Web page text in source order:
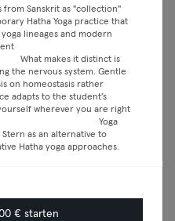
levels/english)
from Sanskrit as "collection"
Hatha Yoga practice that
lineages and modern
it distinct is
the nervous system. Gentle
on homeostasis rather
adapts to the student’s
wherever you are right
Stern as an alternative to
Hatha yoga approaches.
€ starten